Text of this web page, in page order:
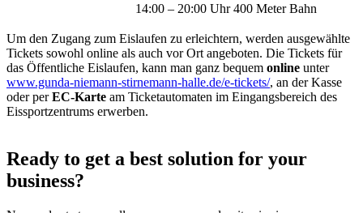
14:00 – 20:00 Uhr 400 Meter Bahn
Um den Zugang zum Eislaufen zu erleichtern, werden ausgewählte
Tickets sowohl online als auch vor Ort angeboten. Die Tickets für
das Öffentliche Eislaufen, kann man ganz bequem online unter
www.gunda-niemann-stirnemann-halle.de/e-tickets/, an der Kasse
oder perEC-Karte am Ticketautomaten im Eingangsbereich des
Eissportzentrums erwerben.
Ready to get a best solution for your
business?